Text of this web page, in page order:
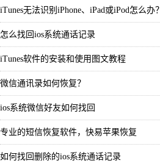
iTunes无法识别iPhone、iPad或iPod怎么办？
怎么找回ios系统通话记录
iTunes软件的安装和使用图文教程
微信通讯录如何恢复？
ios系统微信好友如何找回
专业的短信恢复软件，快易苹果恢复
如何找回删除的ios系统通话记录